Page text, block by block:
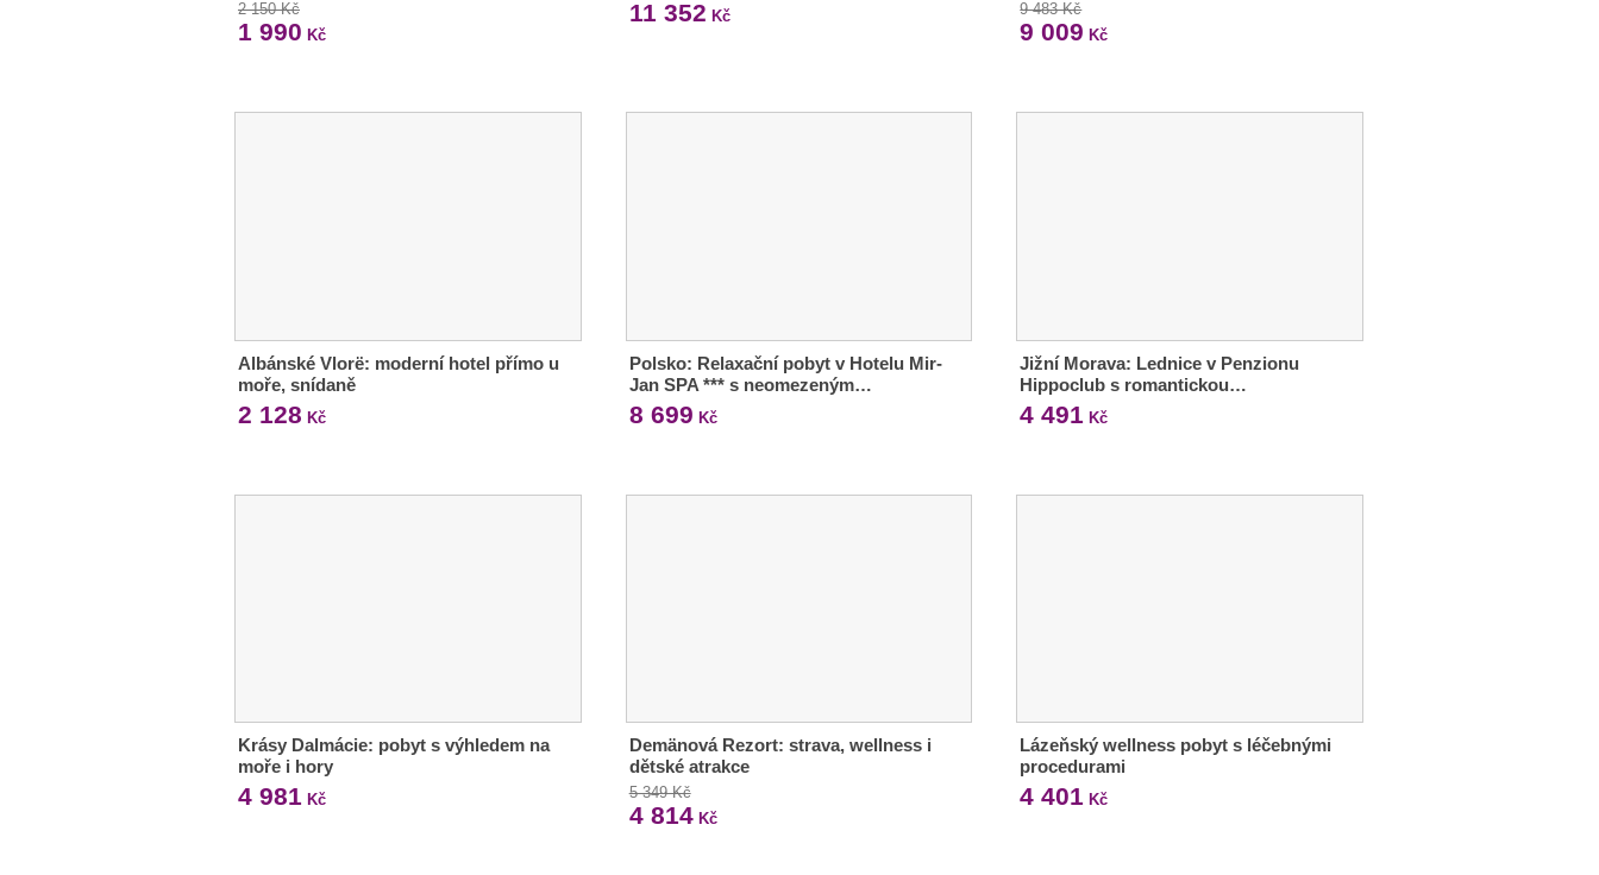
2 150 Kč
1 990 Kč
11 352 Kč 9 483 Kč
9 009 Kč
Albánské Vlorë: moderní hotel přímo u
moře, snídaně
2 128 Kč
Polsko: Relaxační pobyt v Hotelu Mir-
Jan SPA *** s neomezeným…
8 699 Kč
Jižní Morava: Lednice v Penzionu
Hippoclub s romantickou…
4 491 Kč
Krásy Dalmácie: pobyt s výhledem na
moře i hory
4 981 Kč
Demänová Rezort: strava, wellness i
dětské atrakce
5 349 Kč
4 814Kč
Lázeňský wellness pobyt s léčebnými
procedurami
4 401 Kč